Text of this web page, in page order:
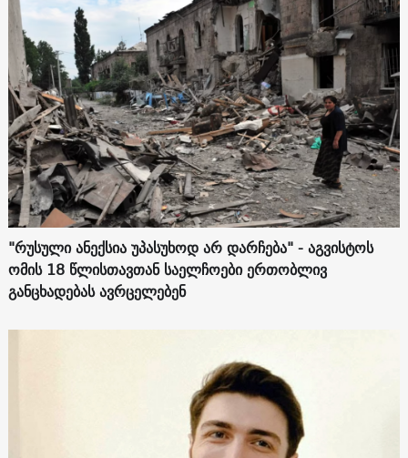
"რუსული ანექსია უპასუხოდ არ დარჩება" - აგვისტოს
ომის 18 წლისთავთან საელჩოები ერთობლივ
განცხადებას ავრცელებენ